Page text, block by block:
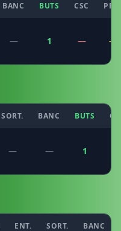
BANC BUTS CSC
— 1 — —
SORT. BANC BUTS
— — 1
ENT. SORT. BANC